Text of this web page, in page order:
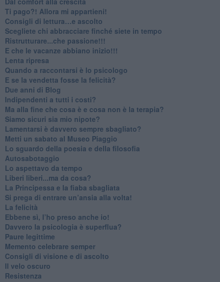
​Ti pago?! Allora mi appartieni!​
​Consigli di lettura…e ascolto
​Scegliete chi abbracciare finché siete in tempo
​Ristrutturare...che passione!!!
​E che le vacanze abbiano inizio!!!
​Lenta ripresa
​Quando a raccontarsi è lo psicologo
​E se la vendetta fosse la felicità?
​Due anni di Blog
​Indipendenti a tutti i costi?
​Ma alla fine che cosa è e cosa non è la terapia?
​Siamo sicuri sia mio nipote?
​Lamentarsi è davvero sempre sbagliato?
​Metti un sabato al Museo Piaggio
​Lo sguardo della poesia e della filosofia
Autosabotaggio
​Lo aspettavo da tempo
​Liberi liberi...ma da cosa?
​La Principessa e la fiaba sbagliata
Si prega di entrare un’ansia alla volta!
​La felicità
​Ebbene sì, l’ho preso anche io!
​Davvero la psicologia è superflua?
Paure legittime
​Memento celebrare semper
​Consigli di visione e di ascolto
​Il velo oscuro
Resistenza